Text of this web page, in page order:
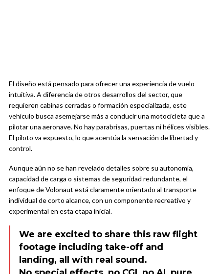
El diseño está pensado para ofrecer una experiencia de vuelo
intuitiva. A diferencia de otros desarrollos del sector, que
requieren cabinas cerradas o formación especializada, este
vehículo busca asemejarse más a conducir una motocicleta que a
pilotar una aeronave. No hay parabrisas, puertas ni hélices visibles.
El piloto va expuesto, lo que acentúa la sensación de libertad y
control.
Aunque aún no se han revelado detalles sobre su autonomía,
capacidad de carga o sistemas de seguridad redundante, el
enfoque de Volonaut está claramente orientado al transporte
individual de corto alcance, con un componente recreativo y
experimental en esta etapa inicial.
We are excited to share this raw flight
footage including take-off and
landing, all with real sound.